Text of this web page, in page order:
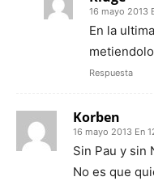
16 mayo 2013
En la
Respuesta
Korben
16 mayo 2013 En
Sin Pau y sin
No es que